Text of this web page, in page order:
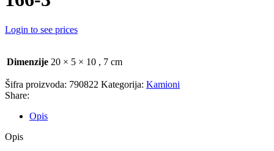
Login to see prices
Dimenzije 20 × 5 × 10 , 7 cm
Šifra proizvoda: 790822 Kategorija: Kamioni
Share:
Opis
Opis